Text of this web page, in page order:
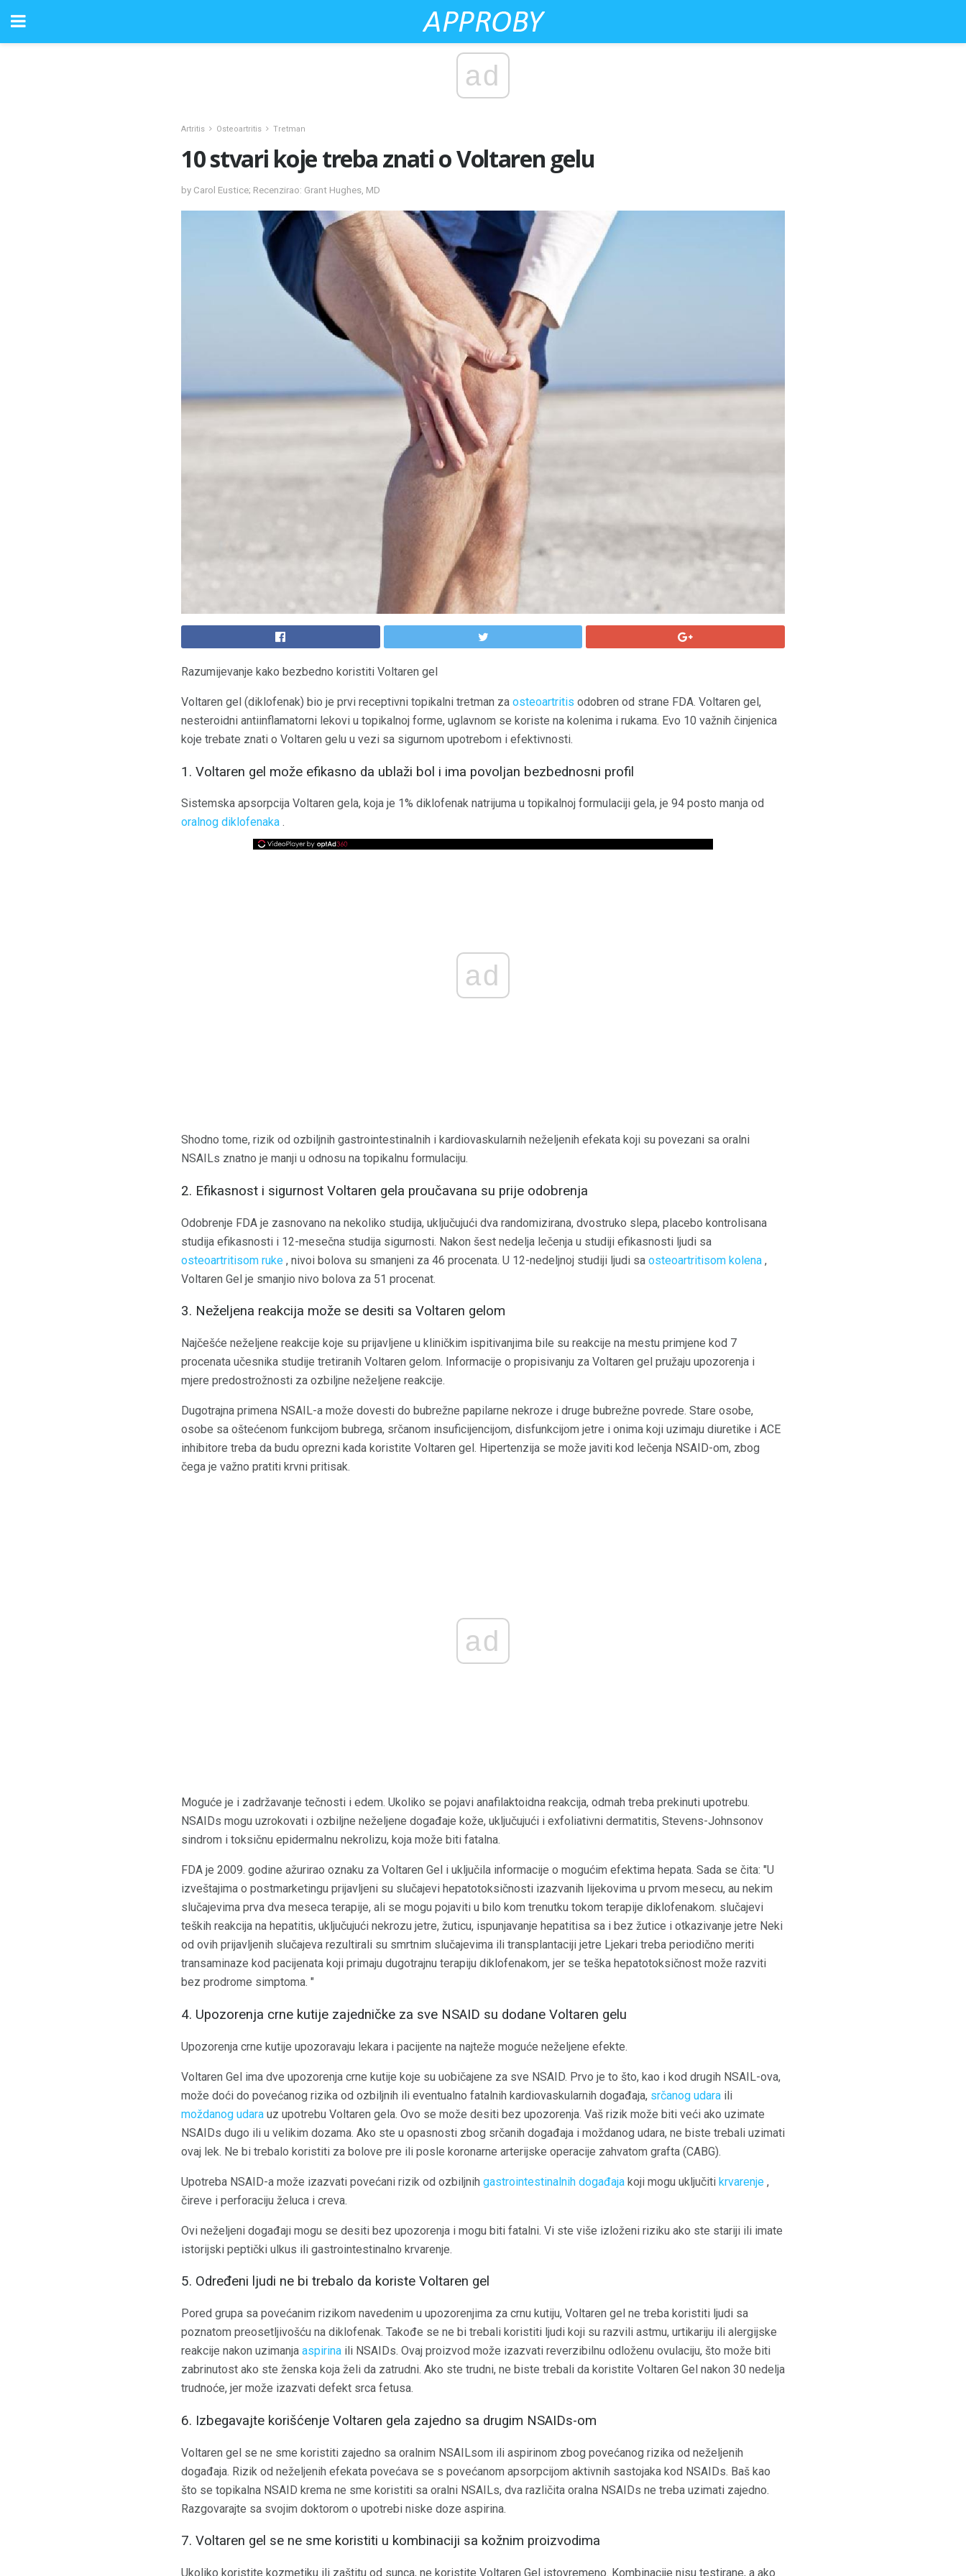
ad
Artritis Osteoartritis Tretman
10 stvari koje treba znati o Voltaren gelu
by Carol Eustice; Recenzirao: Grant Hughes, MD
Razumijevanje kako bezbedno koristiti Voltaren gel
Voltaren gel (diklofenak) bio je prvi receptivni topikalni tretman za osteoartritis odobren od strane FDA. Voltaren gel,
nesteroidni antiinflamatorni lekovi u topikalnoj forme, uglavnom se koriste na kolenima i rukama. Evo 10 važnih činjenica
koje trebate znati o Voltaren gelu u vezi sa sigurnom upotrebom i efektivnosti.
1. Voltaren gel može efikasno da ublaži bol i ima povoljan bezbednosni profil
Sistemska apsorpcija Voltaren gela, koja je 1% diklofenak natrijuma u topikalnoj formulaciji gela, je 94 posto manja od
oralnog diklofenaka .
ad
Shodno tome, rizik od ozbiljnih gastrointestinalnih i kardiovaskularnih neželjenih efekata koji su povezani sa oralni
NSAILs znatno je manji u odnosu na topikalnu formulaciju.
2. Efikasnost i sigurnost Voltaren gela proučavana su prije odobrenja
Odobrenje FDA je zasnovano na nekoliko studija, uključujući dva randomizirana, dvostruko slepa, placebo kontrolisana
studija efikasnosti i 12-mesečna studija sigurnosti. Nakon šest nedelja lečenja u studiji efikasnosti ljudi sa
osteoartritisom ruke , nivoi bolova su smanjeni za 46 procenata. U 12-nedeljnoj studiji ljudi sa osteoartritisom kolena ,
Voltaren Gel je smanjio nivo bolova za 51 procenat.
3. Neželjena reakcija može se desiti sa Voltaren gelom
Najčešće neželjene reakcije koje su prijavljene u kliničkim ispitivanjima bile su reakcije na mestu primjene kod 7
procenata učesnika studije tretiranih Voltaren gelom. Informacije o propisivanju za Voltaren gel pružaju upozorenja i
mjere predostrožnosti za ozbiljne neželjene reakcije.
Dugotrajna primena NSAIL-a može dovesti do bubrežne papilarne nekroze i druge bubrežne povrede. Stare osobe,
osobe sa oštećenom funkcijom bubrega, srčanom insuficijencijom, disfunkcijom jetre i onima koji uzimaju diuretike i ACE
inhibitore treba da budu oprezni kada koristite Voltaren gel. Hipertenzija se može javiti kod lečenja NSAID-om, zbog
čega je važno pratiti krvni pritisak.
ad
Moguće je i zadržavanje tečnosti i edem. Ukoliko se pojavi anafilaktoidna reakcija, odmah treba prekinuti upotrebu.
NSAIDs mogu uzrokovati i ozbiljne neželjene događaje kože, uključujući i exfoliativni dermatitis, Stevens-Johnsonov
sindrom i toksičnu epidermalnu nekrolizu, koja može biti fatalna.
FDA je 2009. godine ažurirao oznaku za Voltaren Gel i uključila informacije o mogućim efektima hepata. Sada se čita: "U
izveštajima o postmarketingu prijavljeni su slučajevi hepatotoksičnosti izazvanih lijekovima u prvom mesecu, au nekim
slučajevima prva dva meseca terapije, ali se mogu pojaviti u bilo kom trenutku tokom terapije diklofenakom. slučajevi
teških reakcija na hepatitis, uključujući nekrozu jetre, žuticu, ispunjavanje hepatitisa sa i bez žutice i otkazivanje jetre Neki
od ovih prijavljenih slučajeva rezultirali su smrtnim slučajevima ili transplantaciji jetre Ljekari treba periodično meriti
transaminaze kod pacijenata koji primaju dugotrajnu terapiju diklofenakom, jer se teška hepatotoksičnost može razviti
bez prodrome simptoma. "
4. Upozorenja crne kutije zajedničke za sve NSAID su dodane Voltaren gelu
Upozorenja crne kutije upozoravaju lekara i pacijente na najteže moguće neželjene efekte.
Voltaren Gel ima dve upozorenja crne kutije koje su uobičajene za sve NSAID. Prvo je to što, kao i kod drugih NSAIL-ova,
može doći do povećanog rizika od ozbiljnih ili eventualno fatalnih kardiovaskularnih događaja, srčanog udara ili
moždanog udara uz upotrebu Voltaren gela. Ovo se može desiti bez upozorenja. Vaš rizik može biti veći ako uzimate
NSAIDs dugo ili u velikim dozama. Ako ste u opasnosti zbog srčanih događaja i moždanog udara, ne biste trebali uzimati
ovaj lek. Ne bi trebalo koristiti za bolove pre ili posle koronarne arterijske operacije zahvatom grafta (CABG).
Upotreba NSAID-a može izazvati povećani rizik od ozbiljnih gastrointestinalnih događaja koji mogu uključiti krvarenje ,
čireve i perforaciju želuca i creva.
Ovi neželjeni događaji mogu se desiti bez upozorenja i mogu biti fatalni. Vi ste više izloženi riziku ako ste stariji ili imate
istorijski peptički ulkus ili gastrointestinalno krvarenje.
5. Određeni ljudi ne bi trebalo da koriste Voltaren gel
Pored grupa sa povećanim rizikom navedenim u upozorenjima za crnu kutiju, Voltaren gel ne treba koristiti ljudi sa
poznatom preosetljivošću na diklofenak. Takođe se ne bi trebali koristiti ljudi koji su razvili astmu, urtikariju ili alergijske
reakcije nakon uzimanja aspirina ili NSAIDs. Ovaj proizvod može izazvati reverzibilnu odloženu ovulaciju, što može biti
zabrinutost ako ste ženska koja želi da zatrudni. Ako ste trudni, ne biste trebali da koristite Voltaren Gel nakon 30 nedelja
trudnoće, jer može izazvati defekt srca fetusa.
6. Izbegavajte korišćenje Voltaren gela zajedno sa drugim NSAIDs-om
Voltaren gel se ne sme koristiti zajedno sa oralnim NSAILsom ili aspirinom zbog povećanog rizika od neželjenih
događaja. Rizik od neželjenih efekata povećava se s povećanom apsorpcijom aktivnih sastojaka kod NSAIDs. Baš kao
što se topikalna NSAID krema ne sme koristiti sa oralni NSAILs, dva različita oralna NSAIDs ne treba uzimati zajedno.
Razgovarajte sa svojim doktorom o upotrebi niske doze aspirina.
7. Voltaren gel se ne sme koristiti u kombinaciji sa kožnim proizvodima
Ukoliko koristite kozmetiku ili zaštitu od sunca, ne koristite Voltaren Gel istovremeno. Kombinacije nisu testirane, a ako